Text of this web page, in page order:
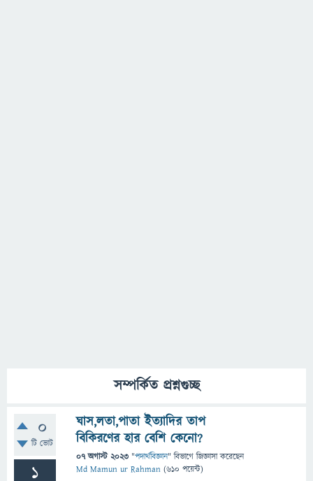
সম্পর্কিত প্রশ্নগুচ্ছ
0
টি ভোট
1
ঘাস,লতা,পাতা ইত্যাদির তাপ
বিকিরণের হার বেশি কেনো?
07 অগাস্ট 2023 "পদার্থবিজ্ঞান" বিভাগে জিজ্ঞাসাকরেছেন
Md Mamun ur Rahman (610 পয়েন্ট)